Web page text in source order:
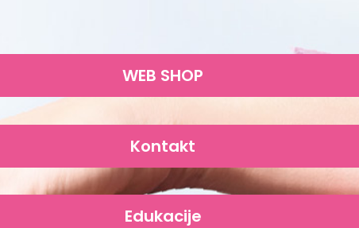
WEB SHOP
Kontakt
Edukacije